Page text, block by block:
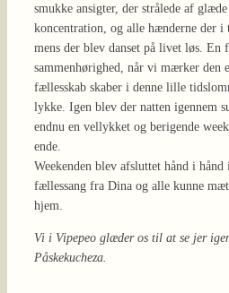
smukke ansigter, der strålede af
koncentration, og alle hænderne der i
mens der blev danset på livet løs. En
sammenhørighed, når vi mærker den
fællesskab skaber i denne lille
lykke. Igen blev der natten igennem
endnu en vellykket og berigende
ende.
Weekenden blev afsluttet hånd i hånd
fællessang fra Dina og alle kunne
hjem.
Vi i Vipepeo glæder os til at se jer
Påskekucheza.